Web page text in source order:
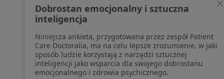
pozyskaliśmy samodzielnie
Polityka cookies
Jak działają wyniki wyszukiwania
Dostępność
O nas
Praca Rekrutujemy!
Blog
Dobrostan emocjonalny i sztuczna
inteligencja
Niniejsza ankieta, przygotowana przez zespół Patient
Care Doctoralia, ma na celu lepsze zrozumienie, w jaki
sposób ludzie korzystają z narzędzi sztucznej
inteligencji jako wsparcia dla swojego dobrostanu
emocjonalnego i zdrowia psychicznego.